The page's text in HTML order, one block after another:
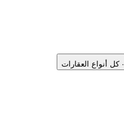
· كل أنواع العقارات